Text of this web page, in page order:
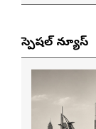
స్పెషల్ న్యూస్